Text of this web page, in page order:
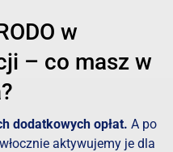
w
– co masz w
dodatkowych opłat. A po
aktywujemy je dla